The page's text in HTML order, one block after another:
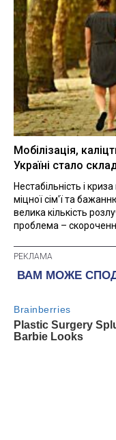
Мобілізація,
Україні стало
Нестабільність і
міцної сім'ї та
велика кількість
проблема –